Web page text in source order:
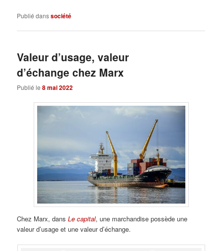
Publié danssociété
Valeur d’usage, valeur
d’échange chez Marx
Publié le8 mai 2022
Chez Marx, dansLe capital, une marchandise possède une
valeur d’usage et une valeur d’échange.